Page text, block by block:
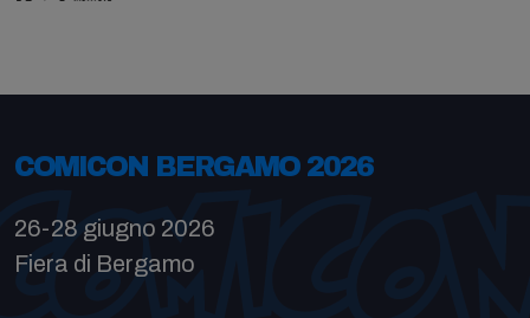
COMICON BERGAMO 2026
26-28 giugno 2026
Fiera di Bergamo